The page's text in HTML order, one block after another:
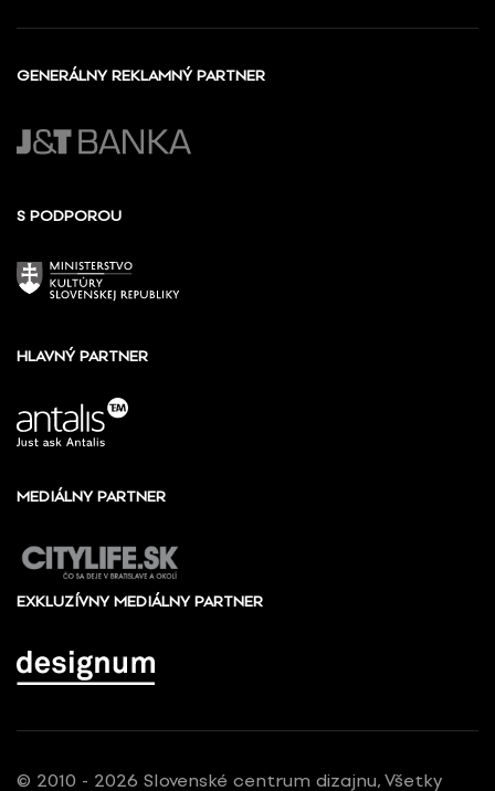
GENERÁLNY REKLAMNÝ PARTNER
S PODPOROU
HLAVNÝ PARTNER
MEDIÁLNY PARTNER
EXKLUZÍVNY MEDIÁLNY PARTNER
© 2010 - 2026 Slovenské centrum dizajnu, Všetky